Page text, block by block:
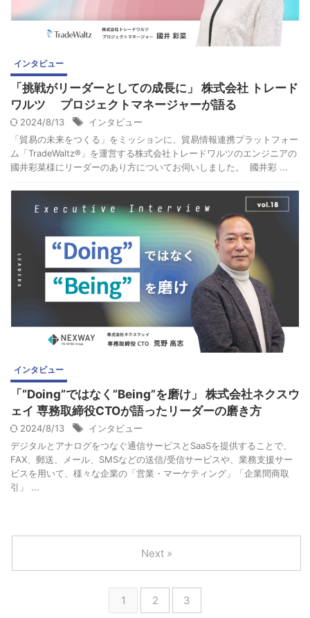
インタビュー
「挑戦がリーダーとしての成長に」 株式会社 トレード
ワルツ プロジェクトマネージャーが語る
2024/8/13
インタビュー
「貿易の未来をつくる」をミッションに、貿易情報連携プラットフォー
ム「TradeWaltz®」を運営する株式会社トレードワルツのエンジニアの
國井彩菜様にリーダーのあり方についてお伺いしました。 國井彩 ...
インタビュー
「”Doing”ではなく”Being”を磨け」 株式会社ネクスウ
ェイ 専務取締役CTOが語ったリーダーの磨き方
2024/8/13
インタビュー
デジタルとアナログをつなぐ通信サービスとSaaSを提供することで、
FAX、郵送、メール、SMSなどの送信/受信サービスや、業務支援サー
ビスを用いて、様々な企業の「営業・マーケティング」「企業間商取
引」 ...
1 2 3
Next »